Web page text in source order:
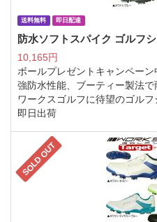
送料無料 即日配達
防水ソフトスパイク ゴルフ
10,165円
ボールプレゼントキャンペーン
強防水性能、ブーティー製法
ワークスゴルフに待望のゴル
即日出荷
SOLD OUT